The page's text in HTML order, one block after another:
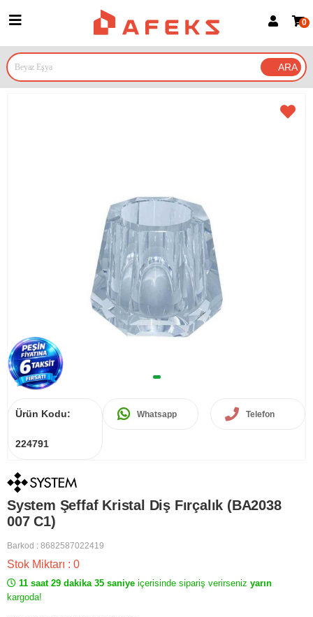
Google İle Bağlan
0
Ürün Kodu:
224791
Whatsapp Telefon
System Şeffaf Kristal Diş Fırçalık (BA2038
007 C1)
Barkod : 8682587022419
Stok Miktarı : 0
11 saat 29 dakika 35 saniye içerisinde sipariş verirseniz yarın
kargoda!